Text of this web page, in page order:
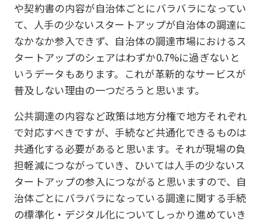
や契約書の内容が自治体ごとにバラバラになってい
て、人手の少ないスタートアップが自治体の調達に
なかなか参入できず、自治体の調達市場におけるス
タートアップのシェアはわずか0.7%に過ぎないと
いうデータもあります。これが革新的なサービスが
普及しない理由の一つだろうと思います。
公共調達の内容など政策は地方分権で地方それぞれ
で対応すべきですが、手続など共通化できるものは
共通化する必要があると思います。それが現場の負
担軽減につながっていき、ひいては人手の少ないス
タートアップの参入につながると思いますので、自
治体ごとにバラバラになっている調達に関する手続
の標準化・デジタル化についてしっかり進めていき